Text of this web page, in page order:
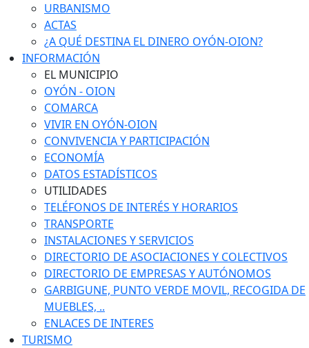
URBANISMO
ACTAS
¿A QUÉ DESTINA EL DINERO OYÓN-OION?
INFORMACIÓN
EL MUNICIPIO
OYÓN - OION
COMARCA
VIVIR EN OYÓN-OION
CONVIVENCIA Y PARTICIPACIÓN
ECONOMÍA
DATOS ESTADÍSTICOS
UTILIDADES
TELÉFONOS DE INTERÉS Y HORARIOS
TRANSPORTE
INSTALACIONES Y SERVICIOS
DIRECTORIO DE ASOCIACIONES Y COLECTIVOS
DIRECTORIO DE EMPRESAS Y AUTÓNOMOS
GARBIGUNE, PUNTO VERDE MOVIL, RECOGIDA DE
MUEBLES, ..
ENLACES DE INTERES
TURISMO